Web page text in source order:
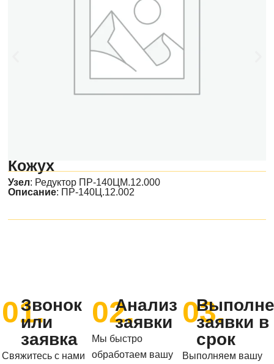
Кожух
Узел: Редуктор ПР-140ЦМ.12.000
Описание: ПР-140Ц.12.002
01.
Звонок
или
заявка
Свяжитесь с нами
02.Анализ
заявки
Мы быстро
обработаем вашу
03.
заявки в
срок
Выполняем вашу